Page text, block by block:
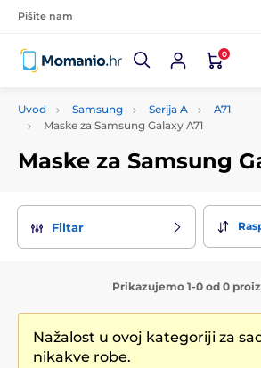
Pišite nam
0
Uvod Samsung Serija A
A71
Maske za Samsung Galaxy A71
Maske za Samsung
Filtar
Prikazujemo 1-0 od 0
Nažalost u ovoj kategoriji za
nikakve robe.